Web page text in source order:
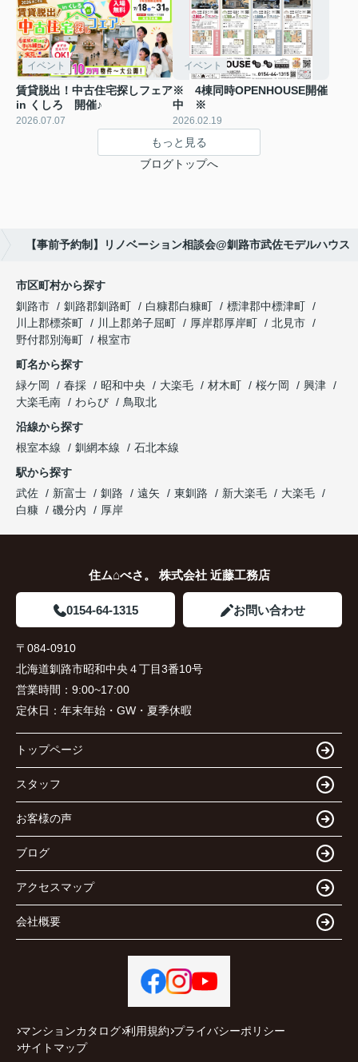
イベント
賃貸脱出！中古住宅探しフェア
in くしろ 開催♪
2026.07.07
イベント
※ 4棟同時OPENHOUSE開催
中 ※
2026.02.19
もっと見る
ブログトップへ
【事前予約制】リノベーション相談会@釧路市武佐モデルハウス
市区町村から探す
釧路市
釧路郡釧路町 白糠郡白糠町
標津郡中標津町
川上郡標茶町
川上郡弟子屈町 厚岸郡厚岸町
北見市
野付郡別海町
根室市
町名から探す
緑ケ岡
春採 昭和中央 大楽毛 材木町 桜ケ岡
興津
大楽毛南
わらび
鳥取北
沿線から探す
根室本線
釧網本線
石北本線
駅から探す
武佐
新富士 釧路 遠矢 東釧路 新大楽毛
大楽毛
白糠
磯分内 厚岸
住ム⌂べさ。 株式会社 近藤工務店
0154-64-1315 お問い合わせ
〒084-0910
北海道釧路市昭和中央４丁目3番10号
営業時間： 9:00~17:00
定休日： 年末年始・GW・夏季休暇
トップページ
スタッフ
お客様の声
ブログ
アクセスマップ
会社概要
マンションカタログ 利用規約 プライバシーポリシー
サイトマップ